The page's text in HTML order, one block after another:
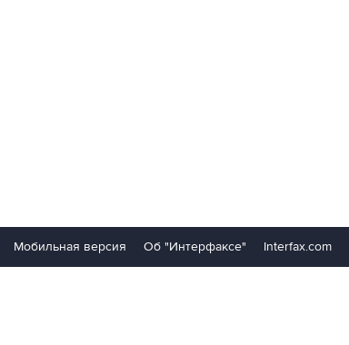
Мобильная версия Об "Интерфаксе" Interfax.com